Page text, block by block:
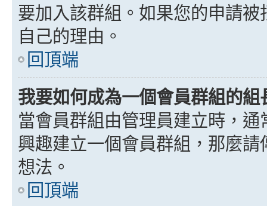
要加入該群組。如果您的申請
自己的理由。
回頂端
我要如何成為一個會員群組的組
當會員群組由管理員建立時，
興趣建立一個會員群組，那麼
想法。
回頂端